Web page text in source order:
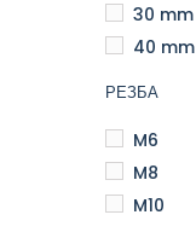
30 mm
40 mm
РЕЗБА
M6
M8
M10